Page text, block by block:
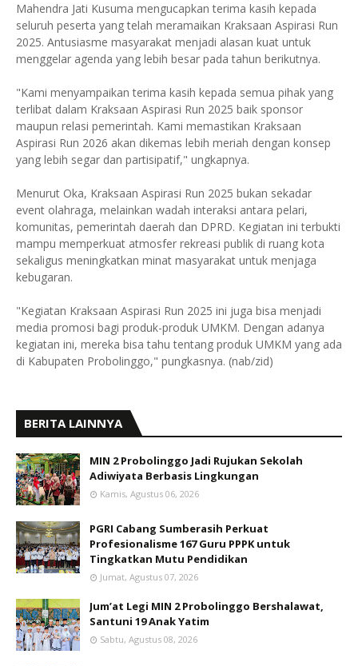
Mahendra Jati Kusuma mengucapkan terima kasih kepada
seluruh peserta yang telah meramaikan Kraksaan Aspirasi Run
2025. Antusiasme masyarakat menjadi alasan kuat untuk
menggelar agenda yang lebih besar pada tahun berikutnya.
"Kami menyampaikan terima kasih kepada semua pihak yang
terlibat dalam Kraksaan Aspirasi Run 2025 baik sponsor
maupun relasi pemerintah. Kami memastikan Kraksaan
Aspirasi Run 2026 akan dikemas lebih meriah dengan konsep
yang lebih segar dan partisipatif," ungkapnya.
Menurut Oka, Kraksaan Aspirasi Run 2025 bukan sekadar
event olahraga, melainkan wadah interaksi antara pelari,
komunitas, pemerintah daerah dan DPRD. Kegiatan ini terbukti
mampu memperkuat atmosfer rekreasi publik di ruang kota
sekaligus meningkatkan minat masyarakat untuk menjaga
kebugaran.
"Kegiatan Kraksaan Aspirasi Run 2025 ini juga bisa menjadi
media promosi bagi produk-produk UMKM. Dengan adanya
kegiatan ini, mereka bisa tahu tentang produk UMKM yang ada
di Kabupaten Probolinggo," pungkasnya. (nab/zid)
BERITA LAINNYA
MIN 2 Probolinggo Jadi Rujukan Sekolah
Adiwiyata Berbasis Lingkungan
Kamis, Agustus 06, 2026
PGRI Cabang Sumberasih Perkuat
Profesionalisme 167 Guru PPPK untuk
Tingkatkan Mutu Pendidikan
Jumat, Agustus 07, 2026
Jum’at Legi MIN 2 Probolinggo Bershalawat,
Santuni 19 Anak Yatim
Sabtu, Agustus 08, 2026